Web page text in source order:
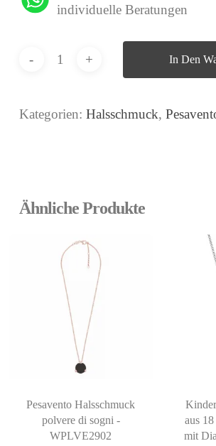
individuelle Beratungen
In Den
Kategorien: Halsschmuck,
Ähnliche Produkte
Pesavento Halsschmuck
polvere di sogni -
WPLVE2902
aus
mit